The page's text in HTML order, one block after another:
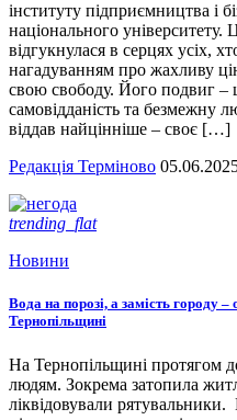
інституту підприємництва і
національного університету.
відгукнулася в серцях усіх,
нагадуванням про жахливу
свою свободу. Його подвиг –
самовідданість та безмежну
віддав найцінніше – своє […]
Редакція Терміново
trending_flat
Новини
Вода на порозі, а замість городу –
Тернопільщині
На Тернопільщині протягом
людям. Зокрема затопила
ліквідовували